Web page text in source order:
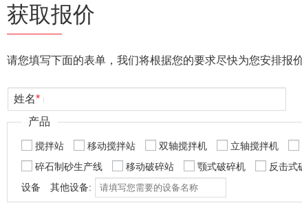
获取报价
请您填写下面的表单，我们将根据您的要求尽快为您安排报
姓名*
产品
搅拌站 移动搅拌站 双轴搅拌机 立轴搅拌机
碎石制砂生产线
移动破碎站 颚式破碎机 反击式
设备
其他设备: